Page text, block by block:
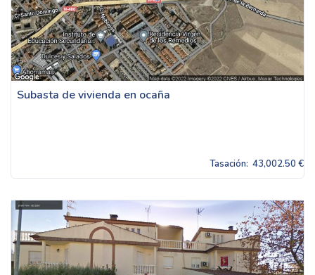
Subasta de vivienda en ocaña
Tasación: 43,002.50 €